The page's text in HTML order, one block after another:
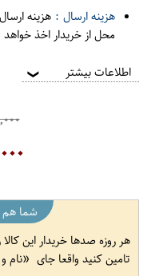
هزینه ارسال : هزینه
محل از خریدار اخذ
اطلاعات بیشتر ❯
شما هم
هر روزه صدها خریدار این
تامین کنید واقعا جای
نام